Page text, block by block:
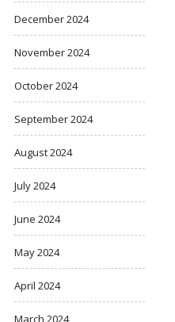
December 2024
November 2024
October 2024
September 2024
August 2024
July 2024
June 2024
May 2024
April 2024
March 2024